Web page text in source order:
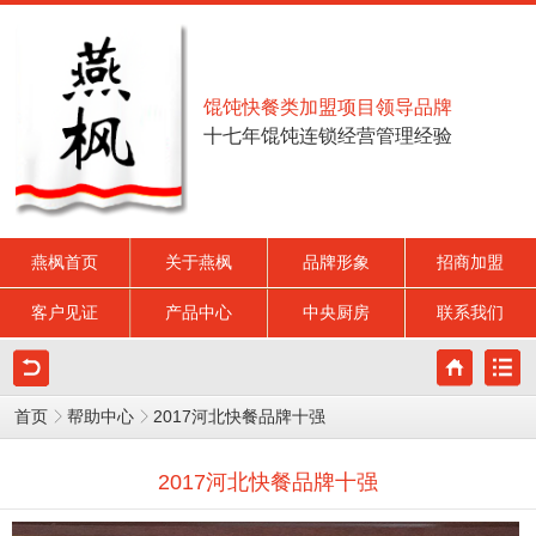
馄饨快餐类加盟项目领导品牌
十七年馄饨连锁经营管理经验
燕枫首页 关于燕枫 品牌形象 招商加盟
客户见证 产品中心 中央厨房 联系我们
首页 帮助中心 2017河北快餐品牌十强
2017河北快餐品牌十强